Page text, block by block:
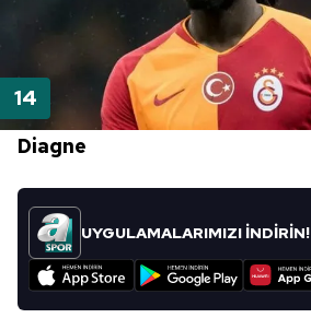
Diagne
UYGULAMALARIMIZI İNDİRİN!